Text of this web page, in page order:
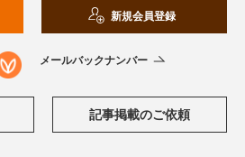
新規会員登録
メールバックナンバー
記事掲載のご依頼